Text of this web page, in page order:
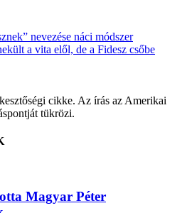
nevezése náci módszer
a vita elől, de a Fidesz csőbe
cikke. Az írás az Amerikai
tükrözi.
Magyar Péter